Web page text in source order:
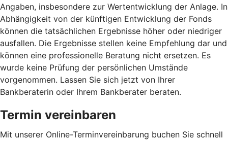
Angaben, insbesondere zur Wertentwicklung der Anlage. In
Abhängigkeit von der künftigen Entwicklung der Fonds
können die tatsächlichen Ergebnisse höher oder niedriger
ausfallen. Die Ergebnisse stellen keine Empfehlung dar und
können eine professionelle Beratung nicht ersetzen. Es
wurde keine Prüfung der persönlichen Umstände
vorgenommen. Lassen Sie sich jetzt von Ihrer
Bankberaterin oder Ihrem Bankberater beraten.
Termin vereinbaren
Mit unserer Online-Terminvereinbarung buchen Sie schnell